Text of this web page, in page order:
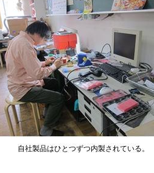
自社製品はひとつずつ内製されている。